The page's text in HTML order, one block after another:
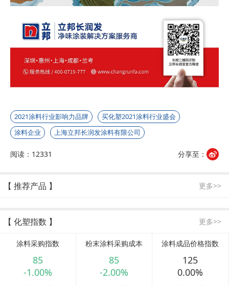
2021涂料行业影响力品牌
买化塑2021涂料行业盛会
涂料企业
上海立邦长润发涂料有限公司
阅读：12331 分享至：
【 推荐产品 】 更多>>
【 化塑指数 】 更多>>
涂料采购指数
85
-1.00%
粉末涂料采购成本
85
-2.00%
涂料成品价格指数
125
0.00%